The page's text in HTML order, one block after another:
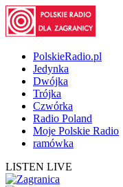
PolskieRadio.pl
Jedynka
Dwójka
Trójka
Czwórka
Radio Poland
Moje Polskie Radio
ramówka
LISTEN LIVE